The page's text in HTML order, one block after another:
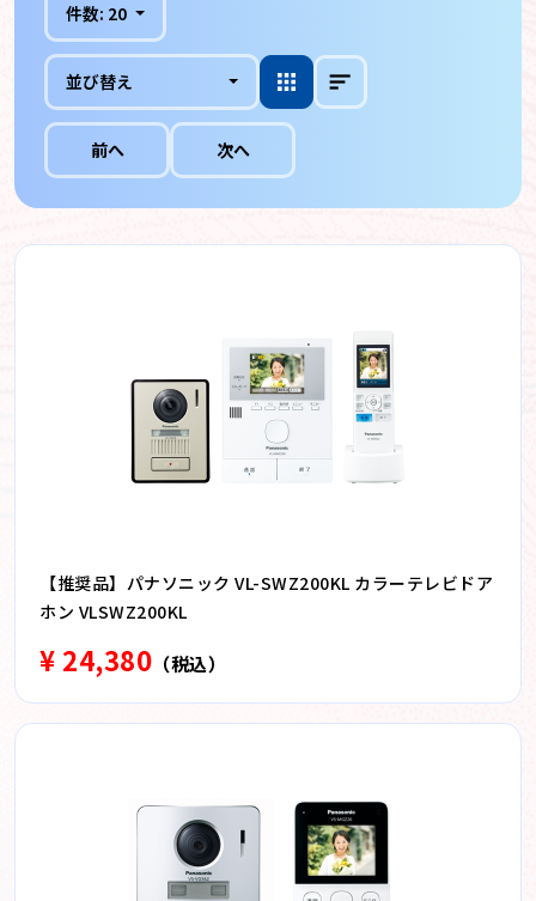
件数: 20
並び替え
前へ 次へ
【推奨品】パナソニック VL-SWZ200KL カラーテレビドア
ホン VLSWZ200KL
¥ 24,380 （税込）